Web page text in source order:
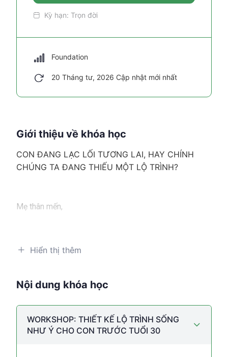
Kỳ hạn: Trọn đời
Foundation
20 Tháng tư, 2026 Cập nhật mới nhất
Giới thiệu về khóa học
CON ĐANG LẠC LỐI TƯƠNG LAI, HAY CHÍNH
CHÚNG TA ĐANG THIẾU MỘT LỘ TRÌNH?
Mẹ thân mến,
biểu hiện lặp đi lặp lại:
máy thiếu năng lượng với việc học nhưng lại bùng nổ
niệm xa xỉ khi mỗi bước đi của con đều cần sự thúc
giục, nhắc nhở và đôi khi là cả những lần thỏa hiệp từ
phía ba mẹ.
Hiển thị thêm
Nội dung khóa học
WORKSHOP: THIẾT KẾ LỘ TRÌNH SỐNG
NHƯ Ý CHO CON TRƯỚC TUỔI 30